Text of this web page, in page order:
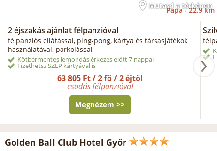
Mutasd a térképen
Pápa -22.9 km
2 éjszakás ajánlat félpanzióval
félpanziós ellátással, ping-pong, kártya és társasjátékok
használatával, parkolással
Kötbérmentes lemondás érkezés előtt 7 nappal
Fizethetsz SZÉP kártyával is
63 805 Ft / 2 fő / 2 éjtől
csodás félpanzióval
Megnézem >>
Golden Ball Club Hotel Győr